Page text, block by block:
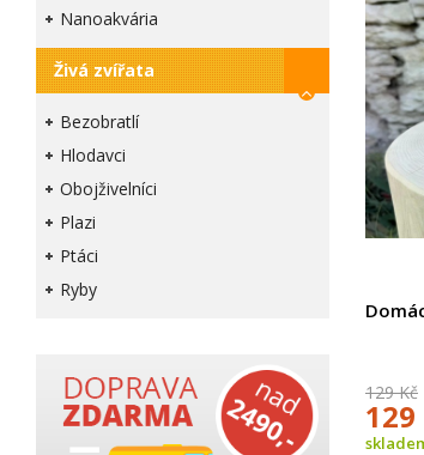
Nanoakvária
Živá zvířata
Bezobratlí
Hlodavci
Obojživelníci
Plazi
Ptáci
Ryby
129 Kč
129